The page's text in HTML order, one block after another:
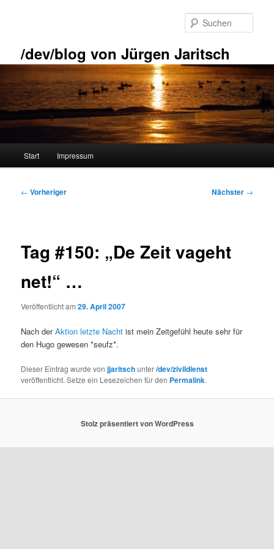
/dev/blog von Jürgen Jaritsch
Start Impressum
Beitragsnavigation
← Vorheriger Nächster →
Tag #150: „De Zeit vageht
net!“ …
Veröffentlicht am29. April 2007
Nach derAktion letzte Nacht ist mein Zeitgefühl heute sehr für
den Hugo gewesen *seufz*.
Dieser Eintrag wurde vonjjaritschunter/dev/zivildienst
veröffentlicht. Setze ein Lesezeichen für den Permalink.
Stolz präsentiert von WordPress